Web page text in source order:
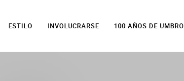
ESTILO INVOLUCRARSE 100 AÑOS DE UMBRO